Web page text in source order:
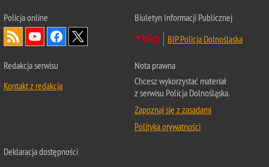
Policjaonline
Biuletyn Informacji Publicznej
BIP Policja Dolnośląska
Redakcja serwisu
Kontakt z redakcją
Nota prawna
Chcesz wykorzystać materiał
z serwisu Policja Dolnośląska.
Zapoznaj się z zasadami
Polityka prywatności
Deklaracja dostępności